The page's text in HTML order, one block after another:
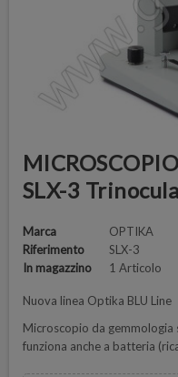
SLX-3
Marca
OPTIKA
Riferimento
SLX-3
In magazzino
1 Articolo
Nuova linea Optika BLU Line
Microscopio da
funziona anche a batteria